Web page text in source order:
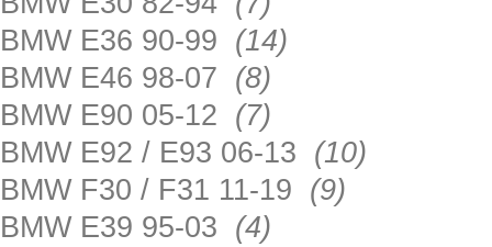
BMW E36 90-99 (14)
BMW E46 98-07 (8)
BMW E90 05-12 (7)
BMW E92 / E93 06-13 (10)
BMW F30 / F31 11-19 (9)
BMW E39 95-03 (4)